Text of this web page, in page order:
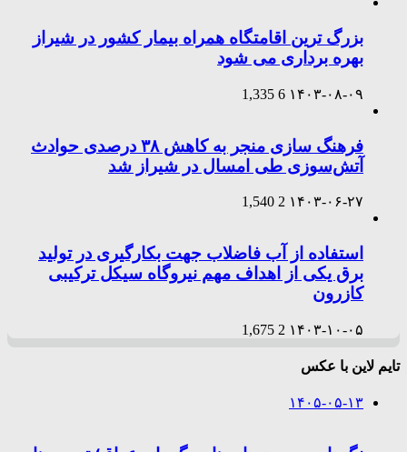
بزرگ ترین اقامتگاه همراه بیمار کشور در شیراز
بهره برداری می شود
۱۴۰۳-۰۸-۰۹ 6
1,335
فرهنگ سازی منجر به کاهش ۳۸ درصدی حوادث
آتش‌سوزی طی امسال در شیراز شد
۱۴۰۳-۰۶-۲۷ 2
1,540
استفاده از آب فاضلاب جهت بکارگیری در تولید
برق یکی از اهداف مهم نیروگاه سیکل ترکیبی
کازرون
۱۴۰۳-۱۰-۰۵ 2
1,675
تایم لاین با عکس
۱۴۰۵-۰۵-۱۳